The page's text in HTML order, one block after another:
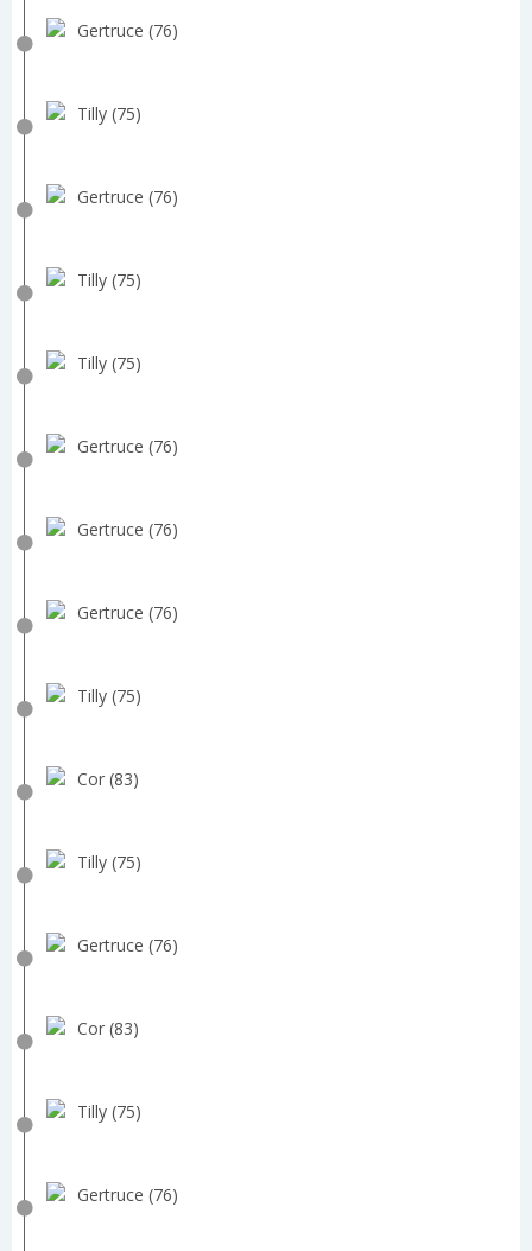
Gertruce (76)
Tilly (75)
Gertruce (76)
Tilly (75)
Tilly (75)
Gertruce (76)
Gertruce (76)
Gertruce (76)
Tilly (75)
Cor (83)
Tilly (75)
Gertruce (76)
Cor (83)
Tilly (75)
Gertruce (76)